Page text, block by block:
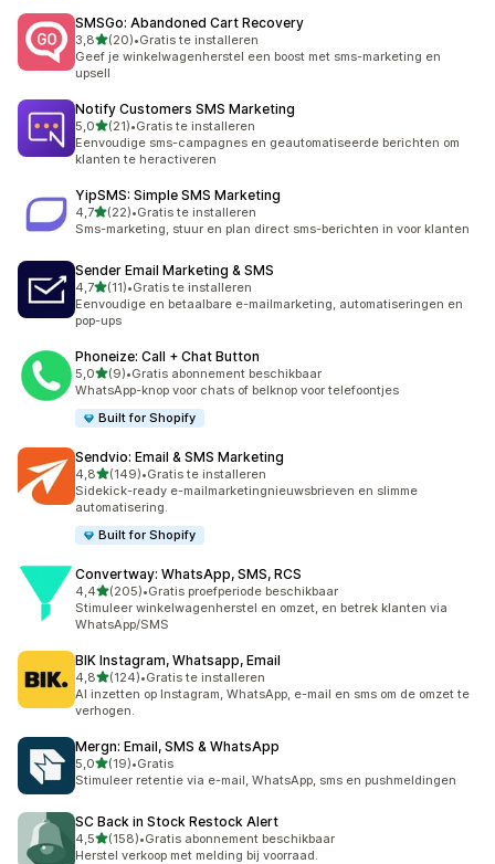
SMSGo: Abandoned Cart Recovery
3,8van 5 sterren
(20)
20 recensies in totaal
•Gratis te installeren
Geef je winkelwagenherstel een boost met sms-marketing en
upsell
Notify Customers SMS Marketing
5,0van 5 sterren
(21)
21 recensies in totaal
•Gratis te installeren
Eenvoudige sms-campagnes en geautomatiseerde berichten om
klanten te heractiveren
YipSMS: Simple SMS Marketing
4,7van 5 sterren
(22)
22 recensies in totaal
•Gratis te installeren
Sms-marketing, stuur en plan direct sms-berichten in voor klanten
Sender Email Marketing & SMS
4,7van 5 sterren
(11)
11 recensies in totaal
•Gratis te installeren
Eenvoudige en betaalbare e-mailmarketing, automatiseringen en
pop-ups
Phoneize: Call + Chat Button
5,0van 5 sterren
(9)
9 recensies in totaal
•Gratis abonnement beschikbaar
WhatsApp-knop voor chats of belknop voor telefoontjes
Built for Shopify
Sendvio: Email & SMS Marketing
4,8van 5 sterren
(149)
149 recensies in totaal
•Gratis te installeren
Sidekick-ready e-mailmarketingnieuwsbrieven en slimme
automatisering.
Built for Shopify
Convertway: WhatsApp, SMS, RCS
4,4van 5 sterren
(205)
205 recensies in totaal
•Gratis proefperiode beschikbaar
Stimuleer winkelwagenherstel en omzet, en betrek klanten via
WhatsApp/SMS
BIK Instagram, Whatsapp, Email
4,8van 5 sterren
(124)
124 recensies in totaal
•Gratis te installeren
AI inzetten op Instagram, WhatsApp, e-mail en sms om de omzet te
verhogen.
Mergn: Email, SMS & WhatsApp
5,0van 5 sterren
(19)
19 recensies in totaal
•Gratis
Stimuleer retentie via e-mail, WhatsApp, sms en pushmeldingen
SC Back in Stock Restock Alert
4,5van 5 sterren
(158)
158 recensies in totaal
•Gratis abonnement beschikbaar
Herstel verkoop met melding bij voorraad.